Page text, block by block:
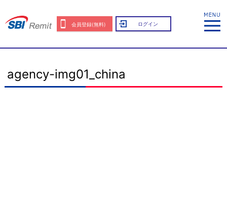
会員登録(無料) ログイン
agency-img01_china